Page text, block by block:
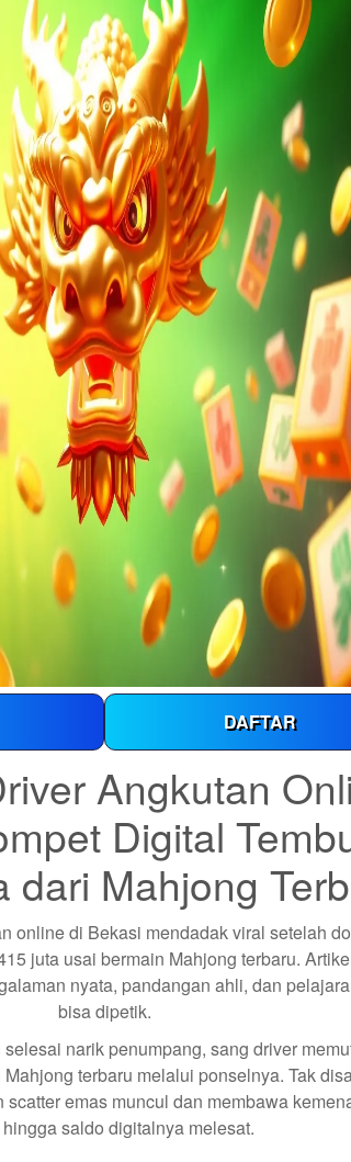
DAFTAR
Angkutan
Digital
dari Mahjong
online di Bekasi mendadak viral setelah
juta usai bermain Mahjong terbaru.
nyata, pandangan ahli, dan
bisa dipetik.
narik penumpang, sang driver
terbaru melalui ponselnya. Tak
emas muncul dan membawa
saldo digitalnya melesat.